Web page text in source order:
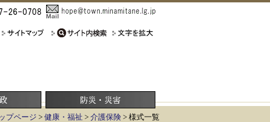
プページ > 健康・福祉 > 介護保険 > 様式一覧